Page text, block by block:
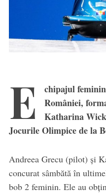
E
chipajul
României,
Katharina
Jocurile Olimpice de la
Andreea Grecu (pilot) și
concurat sâmbătă în
bob 2 feminin. Ele au